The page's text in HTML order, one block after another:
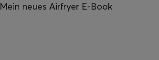
Mein neues Airfryer E-Book